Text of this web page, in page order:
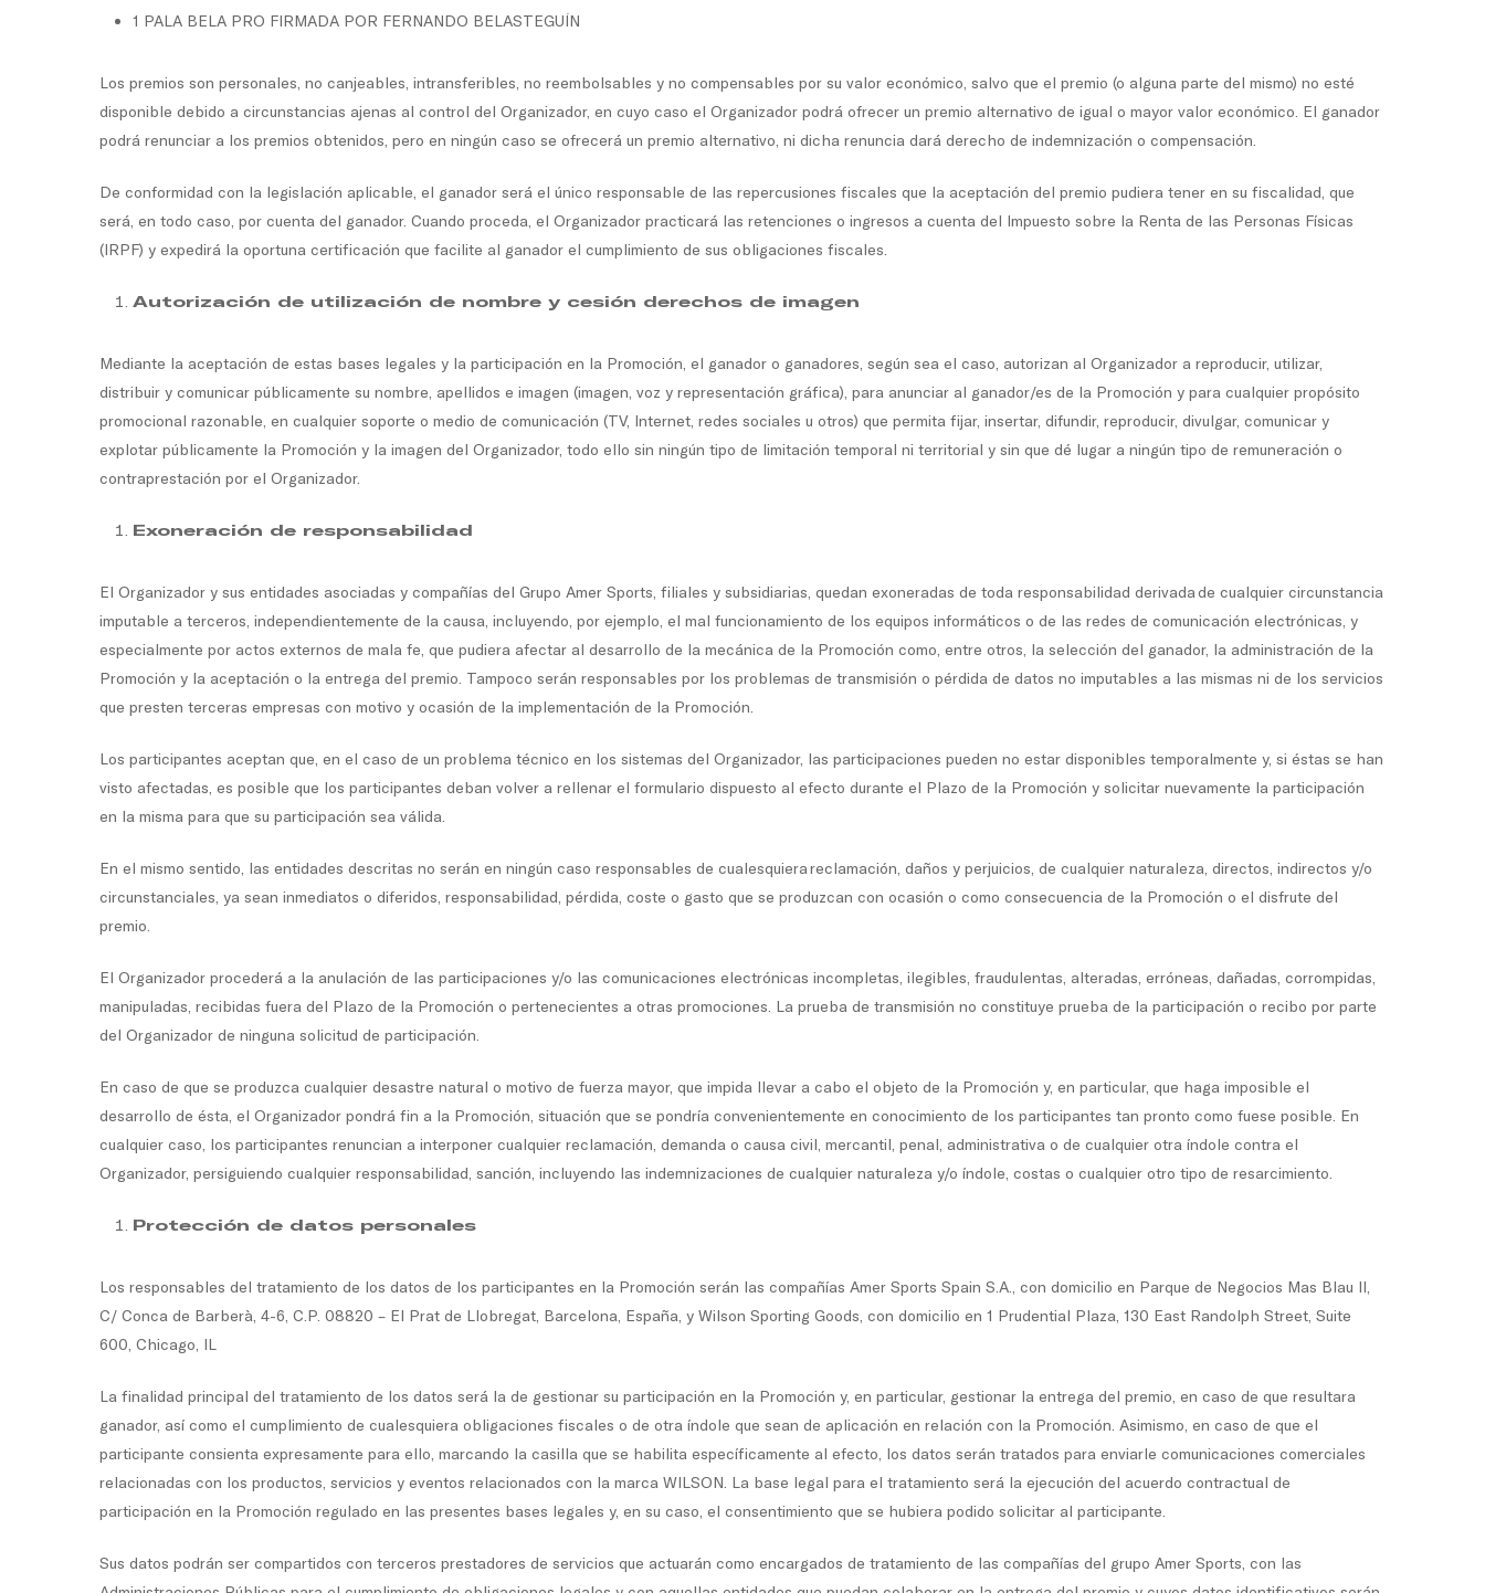
1 PALA BELA PRO FIRMADA POR FERNANDO BELASTEGUÍN
Los premios son personales, no canjeables, intransferibles, no reembolsables y no compensables por su valor económico, salvo que el premio (o alguna parte del mismo) no esté
disponible debido a circunstancias ajenas al control del Organizador, en cuyo caso el Organizador podrá ofrecer un premio alternativo de igual o mayor valor económico. El ganador
podrá renunciar a los premios obtenidos, pero en ningún caso se ofrecerá un premio alternativo, ni dicha renuncia dará derecho de indemnización o compensación.
De conformidad con la legislación aplicable, el ganador será el único responsable de las repercusiones fiscales que la aceptación del premio pudiera tener en su fiscalidad, que
será, en todo caso, por cuenta del ganador. Cuando proceda, el Organizador practicará las retenciones o ingresos a cuenta del Impuesto sobre la Renta de las Personas Físicas
(IRPF) y expedirá la oportuna certificación que facilite al ganador el cumplimiento de sus obligaciones fiscales.
Autorización de utilización de nombre y cesión derechos de imagen
Mediante la aceptación de estas bases legales y la participación en la Promoción, el ganador o ganadores, según sea el caso, autorizan al Organizador a reproducir, utilizar,
distribuir y comunicar públicamente su nombre, apellidos e imagen (imagen, voz y representación gráfica), para anunciar al ganador/es de la Promoción y para cualquier propósito
promocional razonable, en cualquier soporte o medio de comunicación (TV, Internet, redes sociales u otros) que permita fijar, insertar, difundir, reproducir, divulgar, comunicar y
explotar públicamente la Promoción y la imagen del Organizador, todo ello sin ningún tipo de limitación temporal ni territorial y sin que dé lugar a ningún tipo de remuneración o
contraprestación por el Organizador.
Exoneración de responsabilidad
El Organizador y sus entidades asociadas y compañías del Grupo Amer Sports, filiales y subsidiarias, quedan exoneradas de toda responsabilidad derivada de cualquier circunstancia
imputable a terceros, independientemente de la causa, incluyendo, por ejemplo, el mal funcionamiento de los equipos informáticos o de las redes de comunicación electrónicas, y
especialmente por actos externos de mala fe, que pudiera afectar al desarrollo de la mecánica de la Promoción como, entre otros, la selección del ganador, la administración de la
Promoción y la aceptación o la entrega del premio. Tampoco serán responsables por los problemas de transmisión o pérdida de datos no imputables a las mismas ni de los servicios
que presten terceras empresas con motivo y ocasión de la implementación de la Promoción.
Los participantes aceptan que, en el caso de un problema técnico en los sistemas del Organizador, las participaciones pueden no estar disponibles temporalmente y, si éstas se han
visto afectadas, es posible que los participantes deban volver a rellenar el formulario dispuesto al efecto durante el Plazo de la Promoción y solicitar nuevamente la participación
en la misma para que su participación sea válida.
En el mismo sentido, las entidades descritas no serán en ningún caso responsables de cualesquiera reclamación, daños y perjuicios, de cualquier naturaleza, directos, indirectos y/o
circunstanciales, ya sean inmediatos o diferidos, responsabilidad, pérdida, coste o gasto que se produzcan con ocasión o como consecuencia de la Promoción o el disfrute del
premio.
El Organizador procederá a la anulación de las participaciones y/o las comunicaciones electrónicas incompletas, ilegibles, fraudulentas, alteradas, erróneas, dañadas, corrompidas,
manipuladas, recibidas fuera del Plazo de la Promoción o pertenecientes a otras promociones. La prueba de transmisión no constituye prueba de la participación o recibo por parte
del Organizador de ninguna solicitud de participación.
En caso de que se produzca cualquier desastre natural o motivo de fuerza mayor, que impida llevar a cabo el objeto de la Promoción y, en particular, que haga imposible el
desarrollo de ésta, el Organizador pondrá fin a la Promoción, situación que se pondría convenientemente en conocimiento de los participantes tan pronto como fuese posible. En
cualquier caso, los participantes renuncian a interponer cualquier reclamación, demanda o causa civil, mercantil, penal, administrativa o de cualquier otra índole contra el
Organizador, persiguiendo cualquier responsabilidad, sanción, incluyendo las indemnizaciones de cualquier naturaleza y/o índole, costas o cualquier otro tipo de resarcimiento.
Protección de datos personales
Los responsables del tratamiento de los datos de los participantes en la Promoción serán las compañías Amer Sports Spain S.A., con domicilio en Parque de Negocios Mas Blau II,
C/ Conca de Barberà, 4-6, C.P. 08820 – El Prat de Llobregat, Barcelona, España, y Wilson Sporting Goods, con domicilio en 1 Prudential Plaza, 130 East Randolph Street, Suite
600, Chicago, IL
La finalidad principal del tratamiento de los datos será la de gestionar su participación en la Promoción y, en particular, gestionar la entrega del premio, en caso de que resultara
ganador, así como el cumplimiento de cualesquiera obligaciones fiscales o de otra índole que sean de aplicación en relación con la Promoción. Asimismo, en caso de que el
participante consienta expresamente para ello, marcando la casilla que se habilita específicamente al efecto, los datos serán tratados para enviarle comunicaciones comerciales
relacionadas con los productos, servicios y eventos relacionados con la marca WILSON. La base legal para el tratamiento será la ejecución del acuerdo contractual de
participación en la Promoción regulado en las presentes bases legales y, en su caso, el consentimiento que se hubiera podido solicitar al participante.
Sus datos podrán ser compartidos con terceros prestadores de servicios que actuarán como encargados de tratamiento de las compañías del grupo Amer Sports, con las